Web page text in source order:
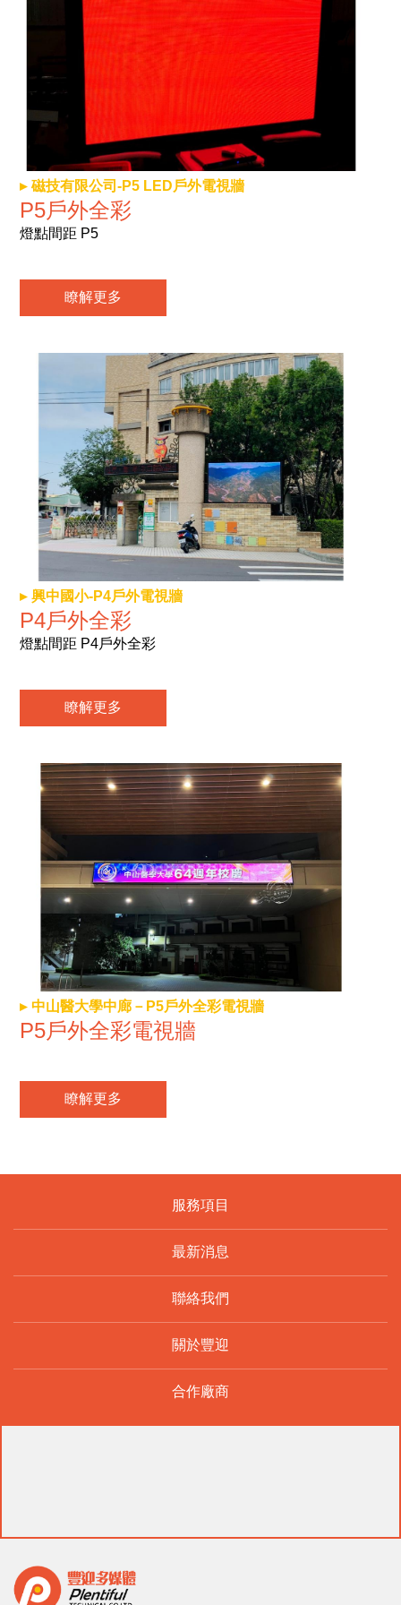
磁技有限公司-P5 LED戶外電視牆
P5戶外全彩
燈點間距 P5
瞭解更多
興中國小-P4戶外電視牆
P4戶外全彩
燈點間距 P4戶外全彩
瞭解更多
中山醫大學中廊－P5戶外全彩電視牆
P5戶外全彩電視牆
瞭解更多
服務項目
最新消息
聯絡我們
關於豐迎
合作廠商